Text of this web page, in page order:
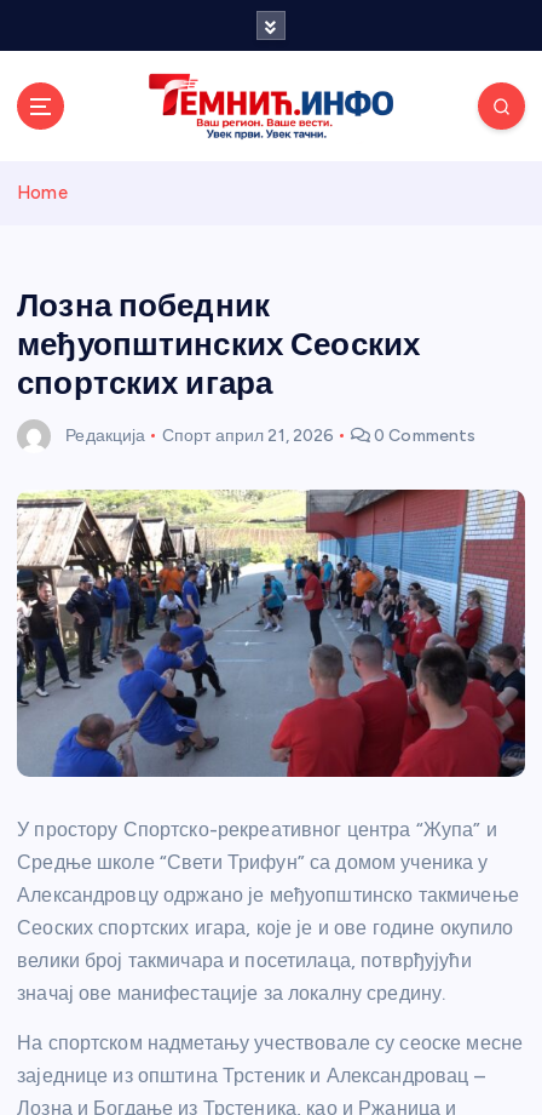
и портал
Home
Лозна победник
међуопштинских Сеоских
спортских игара
Редакција Спорт април 21, 2026 0 Comments
У простору Спортско-рекреативног центра “Жупа” и
Средње школе “Свети Трифун” са домом ученика у
Александровцу одржано је међуопштинско такмичење
Сеоских спортских игара, које је и ове године окупило
велики број такмичара и посетилаца, потврђујући
значај ове манифестације за локалну средину.
На спортском надметању учествовале су сеоске месне
заједнице из општина Трстеник и Александровац –
Лозна и Богдање из Трстеника, као и Ржаница и